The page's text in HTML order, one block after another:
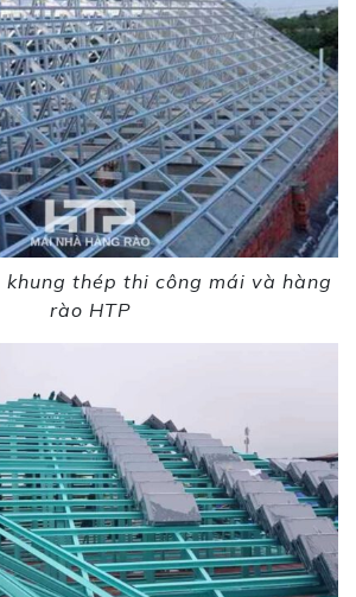
khung thép thi công mái và hàng
rào HTP